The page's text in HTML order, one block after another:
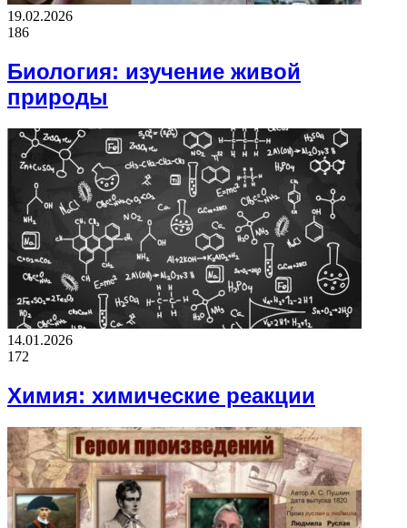
19.02.2026
186
Биология: изучение живой
природы
14.01.2026
172
Химия: химические реакции